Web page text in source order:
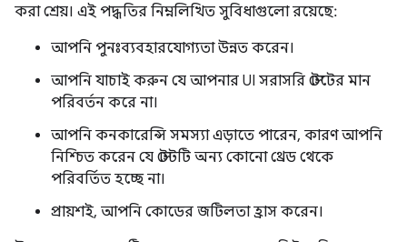
করা শ্রেয়। এই পদ্ধতির নিম্নলিখিত সুবিধাগুলো রয়েছে:
আপনি পুনঃব্যবহারযোগ্যতা উন্নত করেন।
আপনি যাচাই করুন যে আপনার UI সরাসরি স্টেটের মান
পরিবর্তন করে না।
আপনি কনকারেন্সি সমস্যা এড়াতে পারেন, কারণ আপনি
নিশ্চিত করেন যে স্টেটটি অন্য কোনো থ্রেড থেকে
পরিবর্তিত হচ্ছে না।
প্রায়শই, আপনি কোডের জটিলতা হ্রাস করেন।